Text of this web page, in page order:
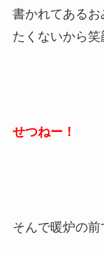
書かれてあるお
たくないから笑
せつねー！
そんで暖炉の前